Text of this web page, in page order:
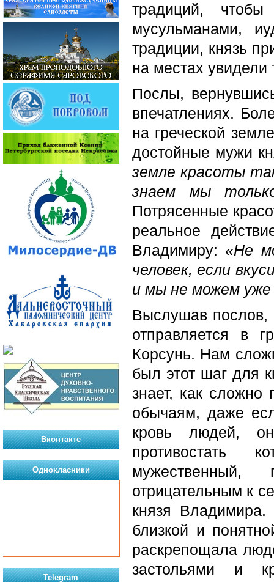
традиций,
мусульманами,
традиции, князь
на местах увидели
Послы,
впечатлениях.
на греческой
достойные мужи
земле красоты
знаем мы
Потрясенные
реальное
Владимиру: «Не
человек, если
и мы не можем уже
Выслушав послов,
отправляется в
Корсунь. Нам
был этот шаг для
знает, как сложно
обычаям, даже
кровь людей,
противостать
мужественный,
отрицательным к
князя
близкой и
раскрепощала
застольями и
Вконтакте
Однокласники
Telegram